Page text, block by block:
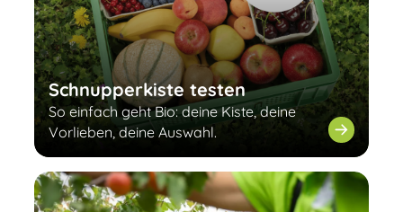
Schnupperkiste testen
So einfach geht Bio: deine Kiste, deine
Vorlieben, deine Auswahl.